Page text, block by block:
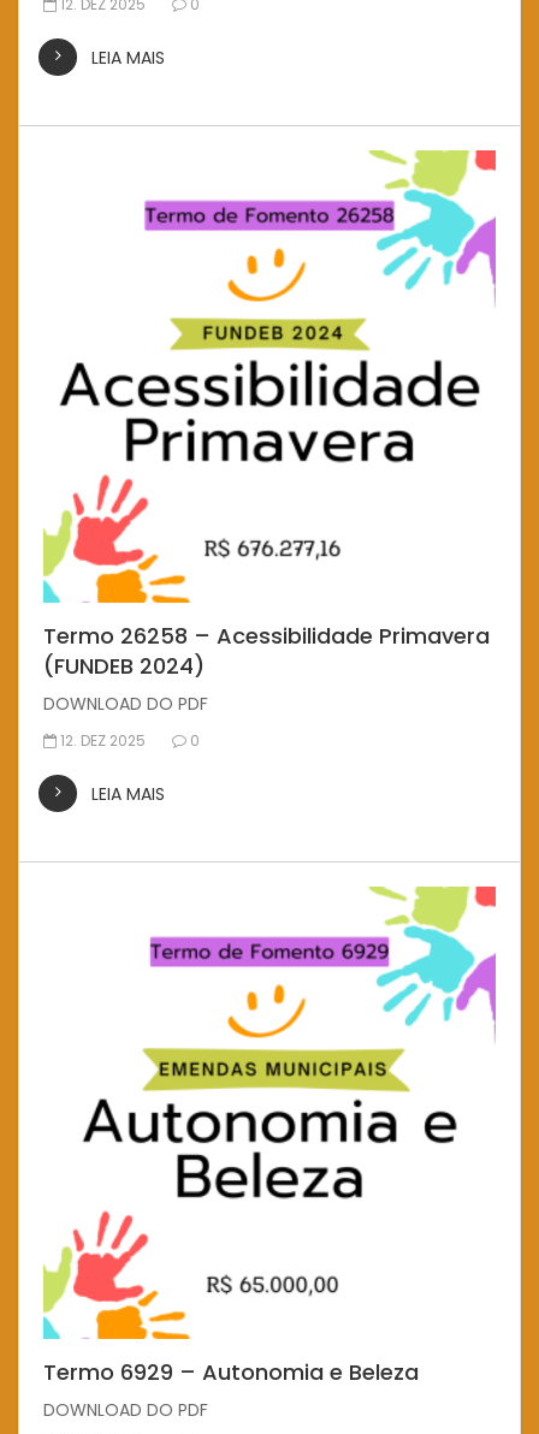
12. DEZ 2025 0
LEIA MAIS
Termo 26258 – Acessibilidade Primavera
(FUNDEB 2024)
DOWNLOAD DO PDF
12. DEZ 2025 0
LEIA MAIS
Termo 6929 – Autonomia e Beleza
DOWNLOAD DO PDF